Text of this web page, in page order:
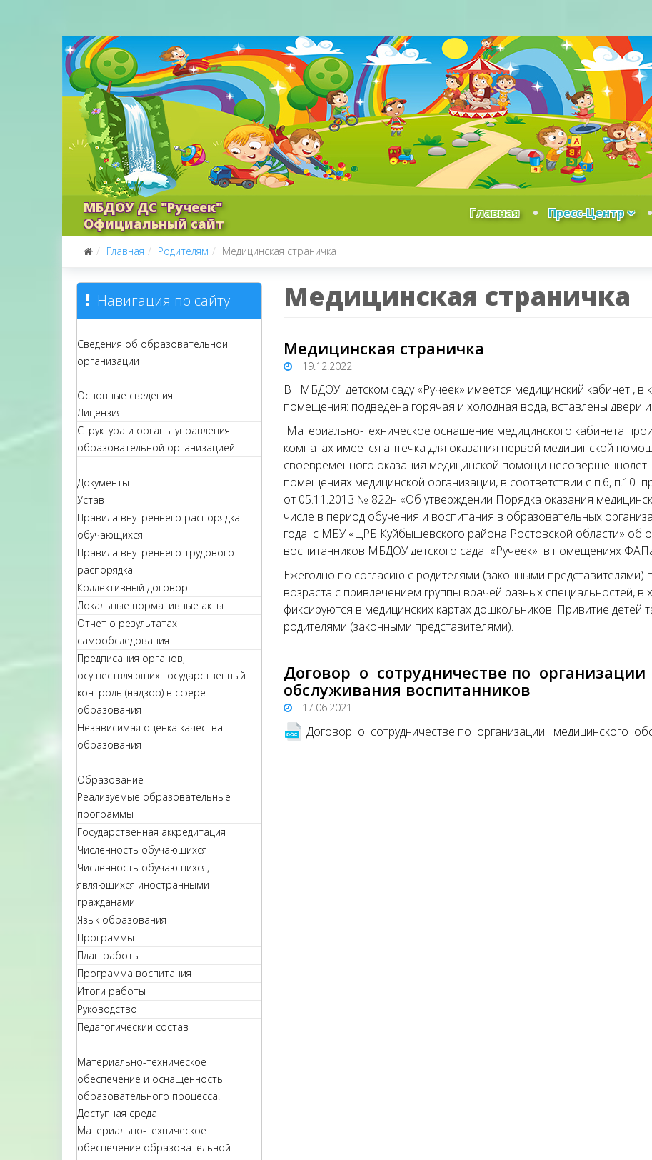
МБДОУ ДС "Ручеек"
Официальный сайт
Главная Пресс-Центр
Главная Родителям Медицинская страничка
Навигация по сайту
Сведения об образовательной
организации
Основные сведения
Лицензия
Структура и органы управления
образовательной организацией
Документы
Устав
Правила внутреннего распорядка
обучающихся
Правила внутреннего трудового
распорядка
Коллективный договор
Локальные нормативные акты
Отчет о результатах
самообследования
Предписания органов,
осуществляющих государственный
контроль (надзор) в сфере
образования
Независимая оценка качества
образования
Образование
Реализуемые образовательные
программы
Государственная аккредитация
Численность обучающихся
Численность обучающихся,
являющихся иностранными
гражданами
Язык образования
Программы
План работы
Программа воспитания
Итоги работы
Руководство
Педагогический состав
Материально-техническое
обеспечение и оснащенность
образовательного процесса.
Доступная среда
Материально-техническое
обеспечение образовательной
Медицинская страничка
Медицинская страничка
19.12.2022
В МБДОУ детском саду «Ручеек» имеется медицинский кабинет , в
помещения: подведена горячая и холодная вода, вставлены двери
Материально-техническое оснащение медицинского кабинета
комнатах имеется аптечка для оказания первой медицинской
своевременного оказания медицинской помощи
помещениях медицинской организации, в соответствии с п.6, п.10
от 05.11.2013 № 822н «Об утверждении Порядка оказания
числе в период обучения и воспитания в образовательных
года с МБУ «ЦРБ Куйбышевского района Ростовской области» об
воспитанников МБДОУ детского сада «Ручеек» в помещениях
Ежегодно по согласию с родителями (законными
возраста с привлечением группы врачей разных специальностей,
фиксируются в медицинских картах дошкольников. Привитие детей
родителями (законными представителями).
Договор о сотрудничестве по
обслуживания воспитанников
17.06.2021
Договор о сотрудничестве по организации медицинского